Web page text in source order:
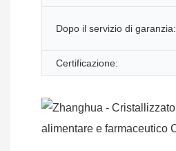
Dopo il servizio di garanzia:
Certificazione: